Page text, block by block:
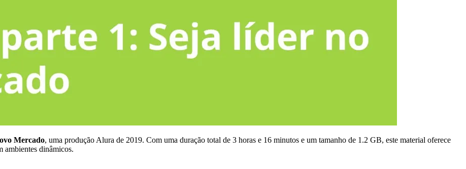
Mercado, uma produção Alura de 2019. Com uma duração total de 3 horas e 16 minutos e um tamanho de 1.2 GB, este material oferece
ambientes dinâmicos.